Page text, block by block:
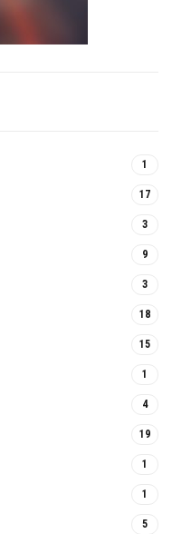
1
17
3
9
3
18
15
1
4
19
1
1
5